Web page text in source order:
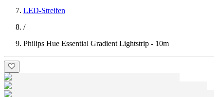
LED-Streifen
/
Philips Hue Essential Gradient Lightstrip - 10m